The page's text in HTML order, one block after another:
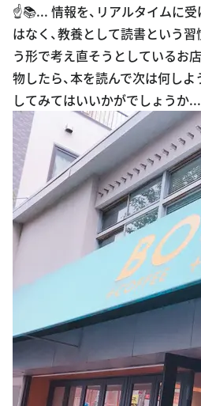
☝️📚... 情報を、リアルタイムに
はなく、教養として読書という
う形で考え直そうとしているお
物したら、本を読んで次は何し
してみてはいいかがでしょう